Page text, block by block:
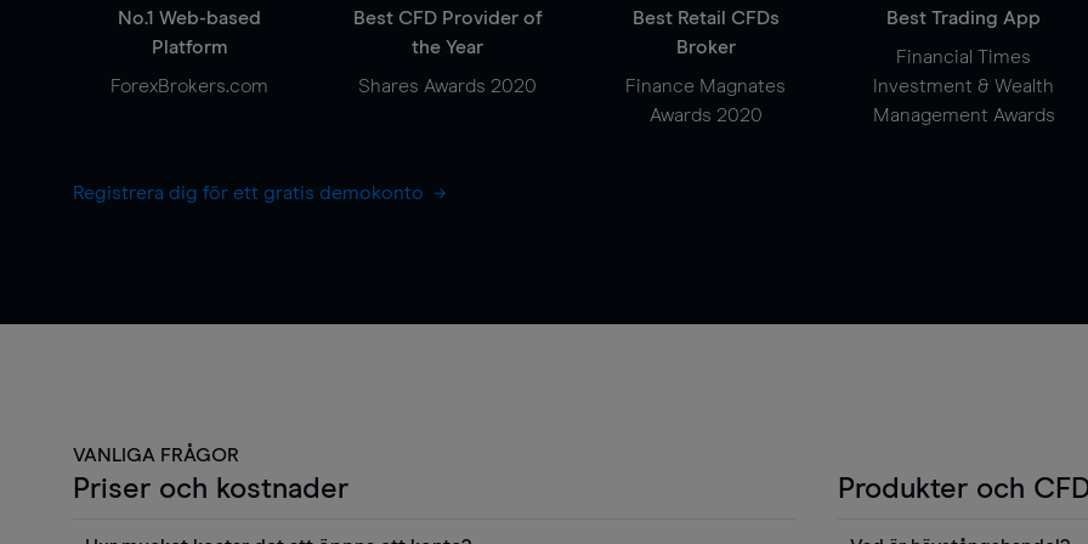
No.1 Web-based
Platform
ForexBrokers.com
Best CFD Provider of
the Year
Shares Awards 2020
Best Retail CFDs
Broker
Finance Magnates
Awards 2020
Best Trading App
Financial Times
Investment & Wealth
Management Awards
Registrera dig för ett gratis demokonto
VANLIGA FRÅGOR
Priser och kostnader Produkter och